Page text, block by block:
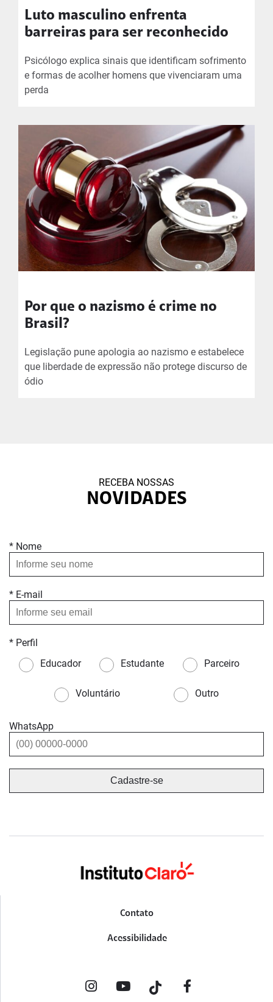
Luto masculino enfrenta
barreiras para ser reconhecido
Psicólogo explica sinais que identificam sofrimento
e formas de acolher homens que vivenciaram uma
perda
Por que o nazismo é crime no
Brasil?
Legislação pune apologia ao nazismo e estabelece
que liberdade de expressão não protege discurso de
ódio
RECEBA NOSSAS
NOVIDADES
* Nome
* E-mail
* Perfil
Educador
Estudante Parceiro
Voluntário Outro
WhatsApp
Contato
Acessibilidade